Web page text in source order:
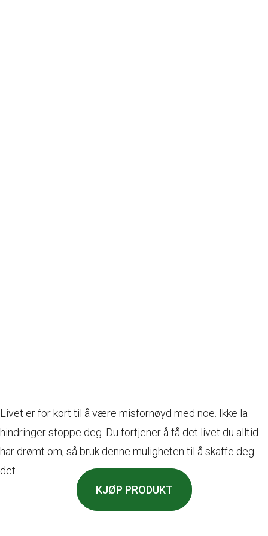
Livet er for kort til å være misfornøyd med noe. Ikke la
hindringer stoppe deg. Du fortjener å få det livet du alltid
har drømt om, så bruk denne muligheten til å skaffe deg
det.
KJØP PRODUKT